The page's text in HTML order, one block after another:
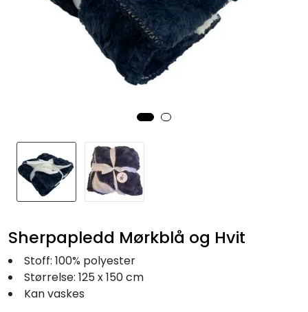
Sherpapledd Mørkblå og Hvit
Stoff: 100% polyester
Størrelse: 125 x 150 cm
Kan vaskes
Fritid/Sikkerhet
Båtpleie/Opplag
Nyheter